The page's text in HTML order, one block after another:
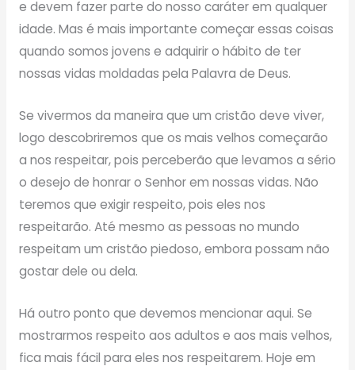
e devem fazer parte do nosso caráter em qualquer
idade. Mas é mais importante começar essas coisas
quando somos jovens e adquirir o hábito de ter
nossas vidas moldadas pela Palavra de Deus.
Se vivermos da maneira que um cristão deve viver,
logo descobriremos que os mais velhos começarão
a nos respeitar, pois perceberão que levamos a sério
o desejo de honrar o Senhor em nossas vidas. Não
teremos que exigir respeito, pois eles nos
respeitarão. Até mesmo as pessoas no mundo
respeitam um cristão piedoso, embora possam não
gostar dele ou dela.
Há outro ponto que devemos mencionar aqui. Se
mostrarmos respeito aos adultos e aos mais velhos,
fica mais fácil para eles nos respeitarem. Hoje em